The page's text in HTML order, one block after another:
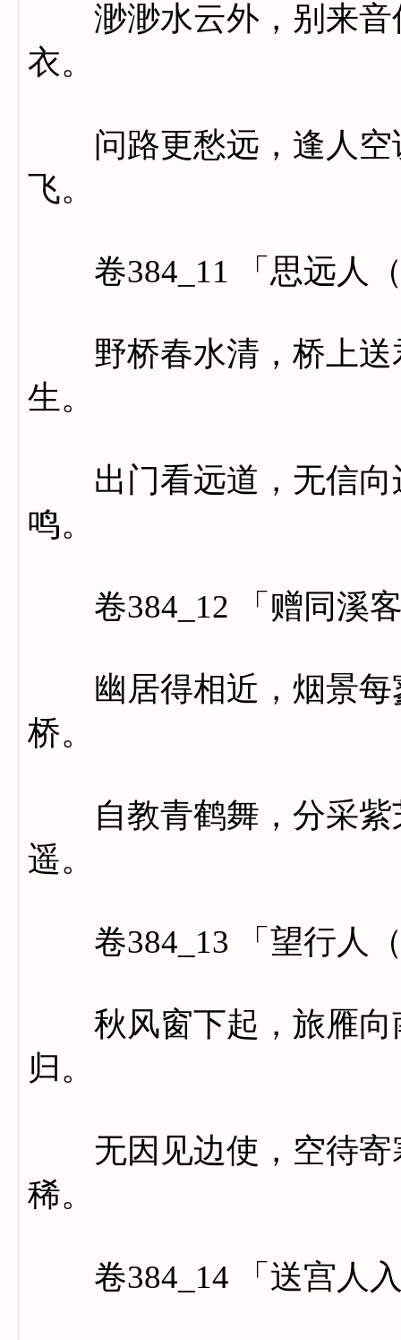
渺渺水云外，别来音
衣。
问路更愁远，逢人空
飞。
卷384_11 「思远人（
野桥春水清，桥上送
生。
出门看远道，无信向
鸣。
卷384_12 「赠同溪
幽居得相近，烟景每
桥。
自教青鹤舞，分采紫
遥。
卷384_13 「望行人（
秋风窗下起，旅雁向
归。
无因见边使，空待寄
稀。
卷384_14 「送宫人